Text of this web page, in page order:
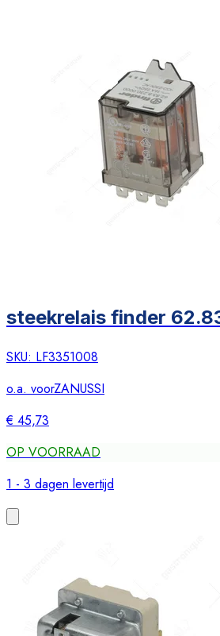
steekrelais finder
SKU: LF3351008
o.a. voorZANUSSI
€ 45,73
OP VOORRAAD
1 - 3 dagen levertijd